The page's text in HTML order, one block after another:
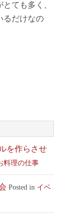
ても多く、
るだけなの
を作らさせ
料理の仕事
Posted in イベ